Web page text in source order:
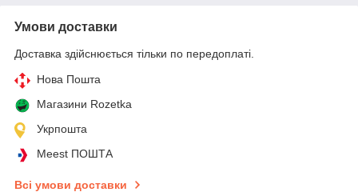
Умови доставки
Доставка здійснюється тільки по передоплаті.
Нова Пошта
Магазини Rozetka
Укрпошта
Meest ПОШТА
Всі умови доставки